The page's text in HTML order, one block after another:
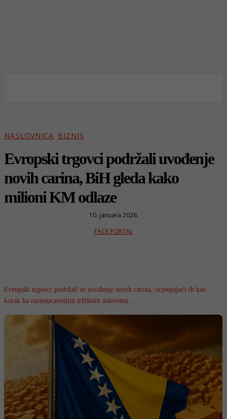
NASLOVNICA BIZNIS
Evropski trgovci podržali uvođenje
novih carina, BiH gleda kako
milioni KM odlaze
10. januara 2026.
FACE PORTAL
Evropski trgovci podržali su uvođenje novih carina, ocjenjujući ih kao
korak ka ravnopravnijim tržišnim uslovima...